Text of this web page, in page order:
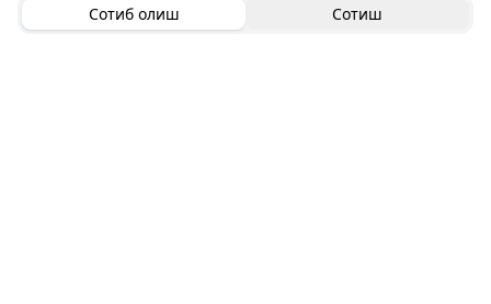
Сотиб олиш Сотиш